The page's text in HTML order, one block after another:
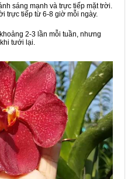
sáng mạnh và trực tiếp mặt trời.
trực tiếp từ 6-8 giờ mỗi ngày.
2-3 lần mỗi tuần, nhưng
tưới lại.